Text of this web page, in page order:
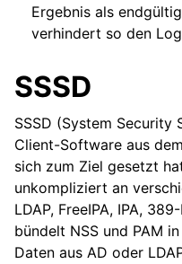
Ergebnis als
verhindert so den
SSSD
SSSD (System Security
Client-Software aus
sich zum Ziel gesetzt
unkompliziert an
LDAP, FreeIPA, IPA,
bündelt NSS und PAM
Daten aus AD oder